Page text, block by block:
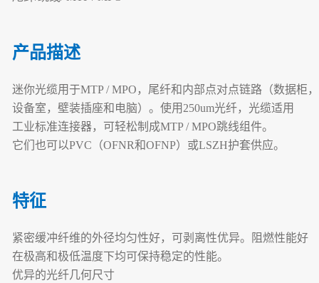
产品描述
迷你光缆用于MTP / MPO，尾纤和内部点对点链路（数据柜
设备室，壁装插座和电脑）。使用250um光纤，光缆适用
工业标准连接器，可轻松制成MTP / MPO跳线组件。
它们也可以PVC（OFNR和OFNP）或LSZH护套供应。
特征
紧密缓冲纤维的外径均匀性好，可剥离性优异。阻燃性能好
在极高和极低温度下均可保持稳定的性能。
优异的光纤几何尺寸